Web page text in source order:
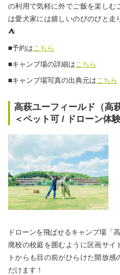
の利用で気軽に外でご飯を楽しむ
は愛犬家には嬉しいのびのびと走
⛺
■予約はこちら
■キャンプ場の詳細はこちら
■キャンプ場写真の出典元はこちら
高萩ユーフィールド（高
＜ペット可 / ドローン体
ドローンを飛ばせるキャンプ場「
廃校の校庭を囲むように区画サイ
トからも目の前がひらけた開放
だけます！